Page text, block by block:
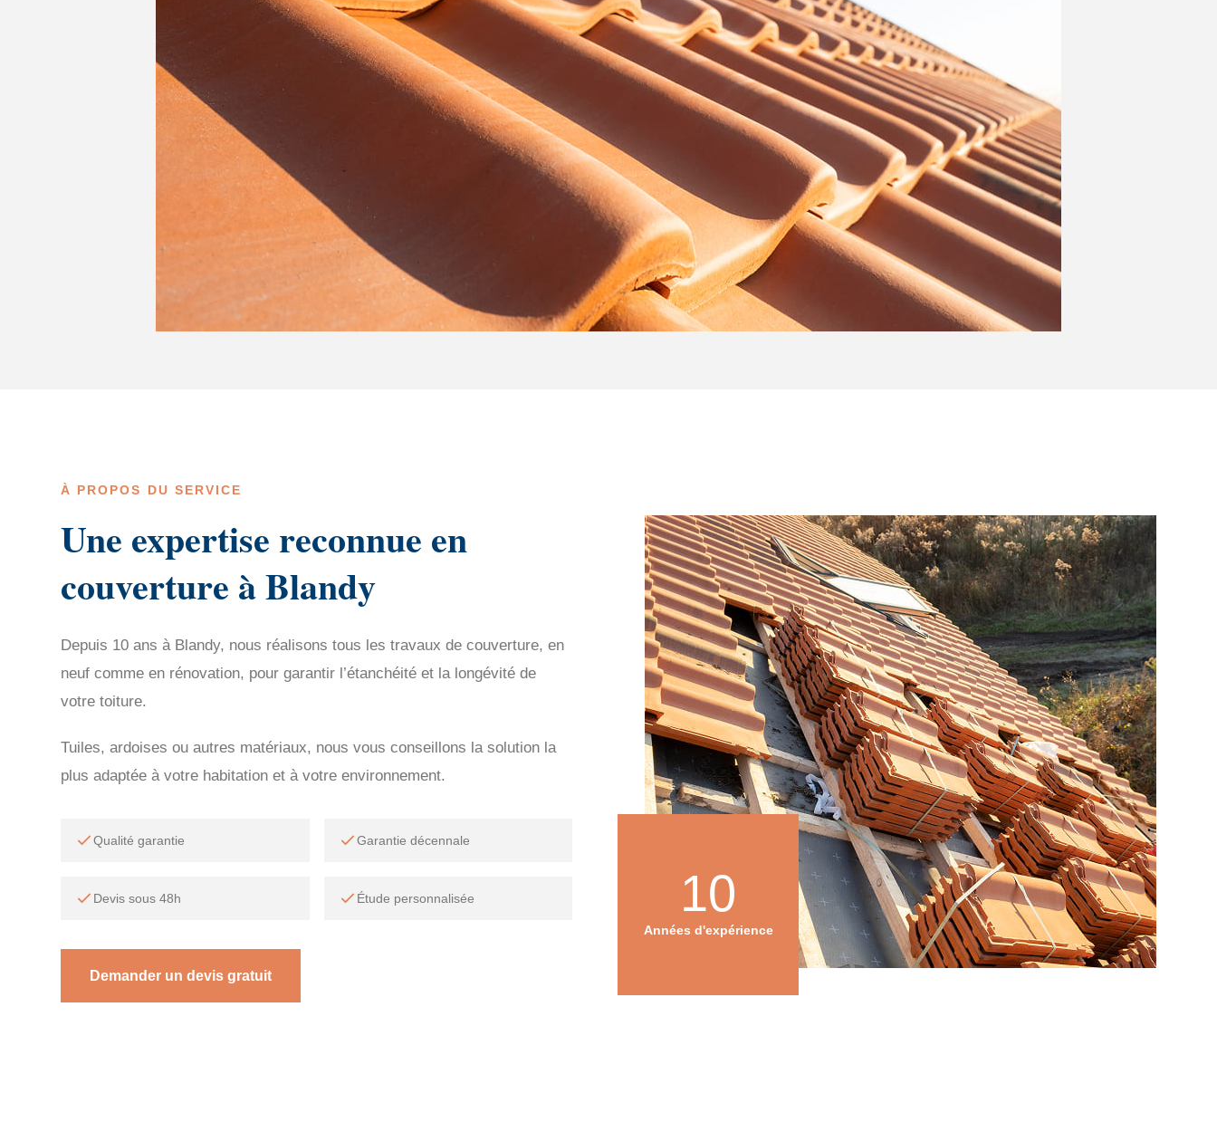
À PROPOS DU SERVICE
Une expertise reconnue en
couverture à Blandy
Depuis 10 ans à Blandy, nous réalisons tous les travaux de couverture, en
neuf comme en rénovation, pour garantir l’étanchéité et la longévité de
votre toiture.
Tuiles, ardoises ou autres matériaux, nous vous conseillons la solution la
plus adaptée à votre habitation et à votre environnement.
Qualité garantie Garantie décennale
Devis sous 48h Étude personnalisée
Demander un devis gratuit
10
Années d'expérience